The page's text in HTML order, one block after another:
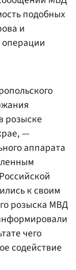
подобных
и
операции
розыске
—
аппарата
к своим
розыска МВД
чего
содействие